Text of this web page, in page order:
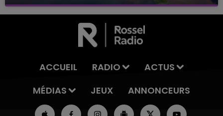
ACCUEIL RADIO
ACTUS
MÉDIAS
JEUX ANNONCEURS